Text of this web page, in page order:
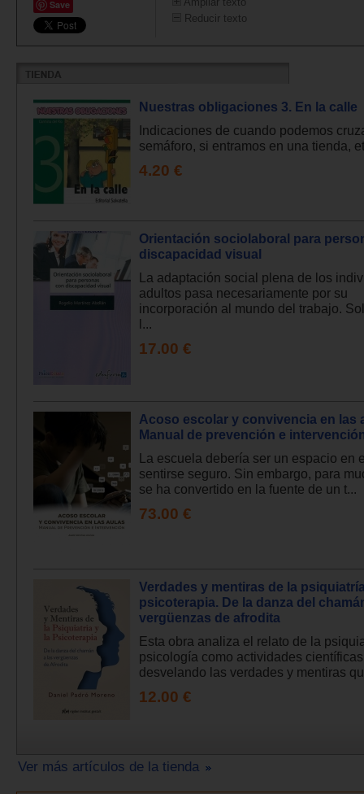
Save
Reducir texto
Nuestras obligaciones 3. En la calle
Indicaciones de cuando podemos
semáforo, si entramos en una tienda,
4.20 €
Orientación sociolaboral para
discapacidad visual
La adaptación social plena de los
adultos pasa necesariamente por su
incorporación al mundo del trabajo.
l...
17.00 €
Acoso escolar y convivencia en las
Manual de prevención e
La escuela debería ser un espacio en
sentirse seguro. Sin embargo, para
se ha convertido en la fuente de un t...
73.00 €
Verdades y mentiras de la
psicoterapia. De la danza del
vergüenzas de afrodita
Esta obra analiza el relato de la
psicología como actividades
desvelando las verdades y mentiras
12.00 €
Ver más artículos de la tienda